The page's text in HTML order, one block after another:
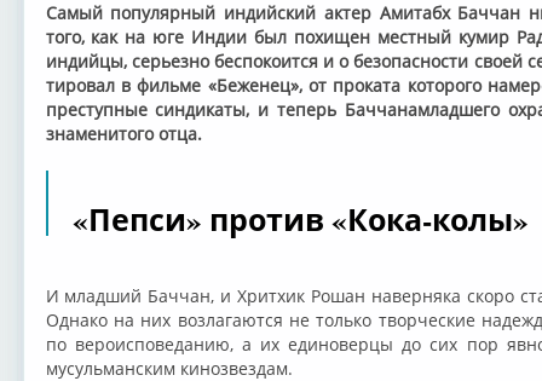
Самый популярный индийский актер Амитабх Баччан
того, как на юге Индии был похищен местный кумир
индийцы, серьезно беспокоится и о безопасности
тировал в фильме «Беженец», от проката которого
преступные синдикаты, и теперь Баччанамладшего
знаменитого отца.
«Пепси» против «Кока-колы»
И младший Баччан, и Хритхик Рошан наверняка скоро
Однако на них возлагаются не только творческие
по вероисповеданию, а их единоверцы до сих пор
мусульманским кинозвездам.